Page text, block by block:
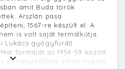
amit Buda török
Arszlán pasa
1567-re készült el. A
is volt saját termálkútja.
Lukács gyógyfürdő
formáját az 1954-59 között
és helyreállítás során nyerte